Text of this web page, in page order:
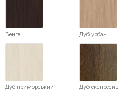
Венге Дуб урбан
Дуб приморський Дуб експресив